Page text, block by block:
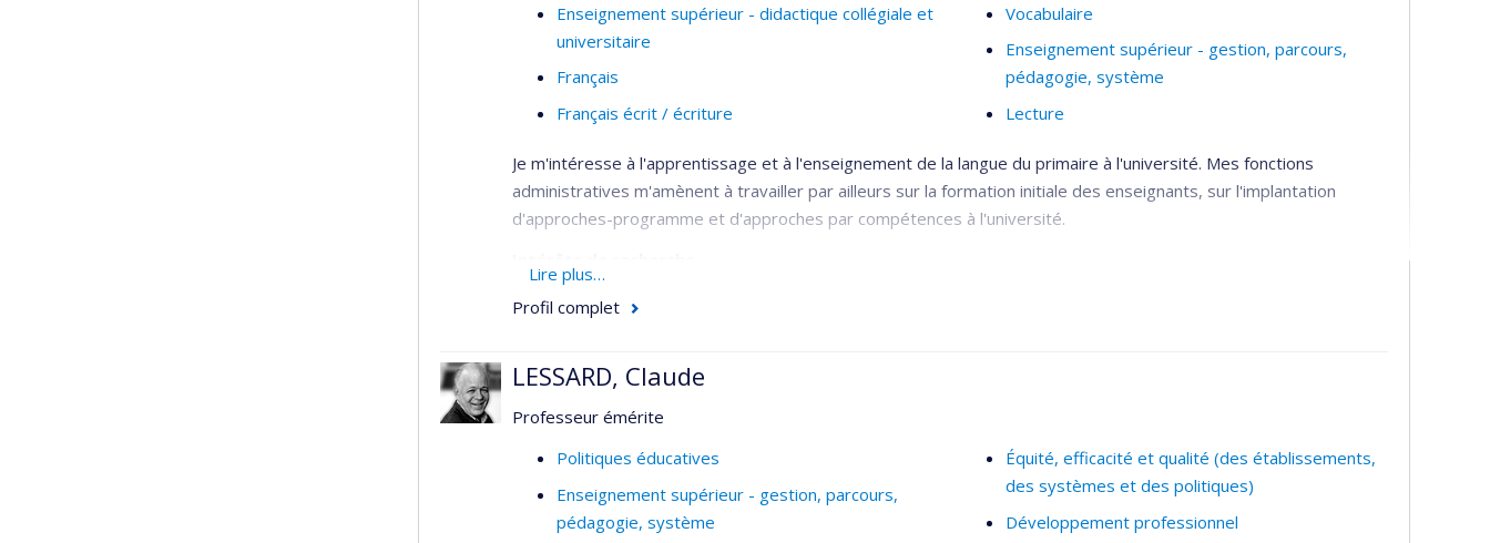
Enseignement supérieur - didactique collégiale et
universitaire
Français
Français écrit / écriture
Vocabulaire
Enseignement supérieur - gestion, parcours,
pédagogie, système
Lecture
Je m'intéresse à l'apprentissage et à l'enseignement de la langue du primaire à l'université. Mes fonctions
administratives m'amènent à travailler par ailleurs sur la formation initiale des enseignants, sur l'implantation
d'approches-programme et d'approches par compétences à l'université.
L’apprentissage de la langue écrite au primaire
Les capacités métalinguistiques dans la lecture et l’écriture
Lire plus…
Profil complet
LESSARD, Claude
Professeur émérite
Politiques éducatives
Enseignement supérieur - gestion, parcours,
pédagogie, système
Équité, efficacité et qualité (des établissements,
des systèmes et des politiques)
Développement professionnel